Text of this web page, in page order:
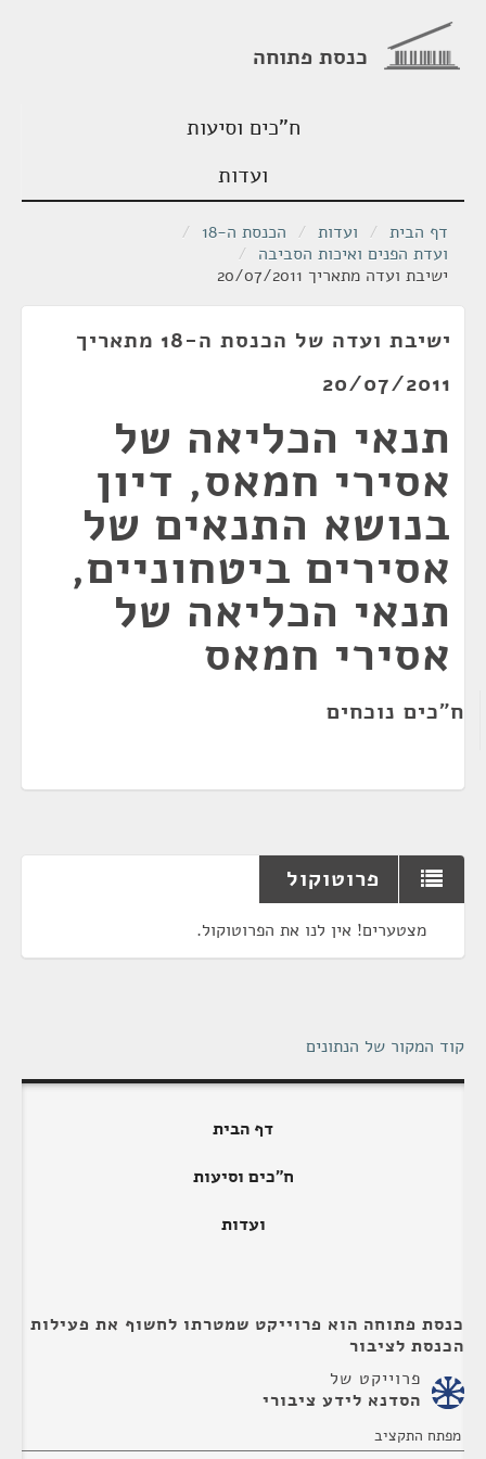
כנסת פתוחה
ח"כים וסיעות
ועדות
דף הבית / ועדות / הכנסת ה-18
/
ועדת הפנים ואיכות הסביבה /
ישיבת ועדה מתאריך 20/07/2011
ישיבת ועדה של הכנסת ה-18 מתאריך
20/07/2011
תנאי הכליאה של
אסירי חמאס, דיון
בנושא התנאים של
אסירים ביטחוניים,
תנאי הכליאה של
אסירי חמאס
ח"כים נוכחים
פרוטוקול
מצטערים! אין לנו את הפרוטוקול.
קוד המקור של הנתונים
דף הבית
ח"כים וסיעות
ועדות
כנסת פתוחה הוא פרוייקט שמטרתו לחשוף את פעילות
הכנסת לציבור
פרוייקט של
הסדנא לידע ציבורי
מפתח התקציב